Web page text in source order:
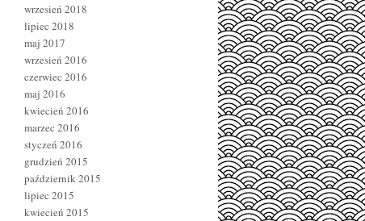
wrzesień 2018
lipiec 2018
maj 2017
wrzesień 2016
czerwiec 2016
maj 2016
kwiecień 2016
marzec 2016
styczeń 2016
grudzień 2015
październik 2015
lipiec 2015
kwiecień 2015